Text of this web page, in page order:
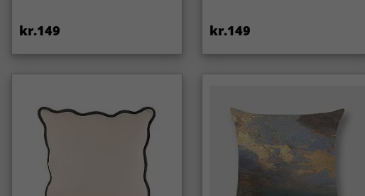
kr.149 kr.149